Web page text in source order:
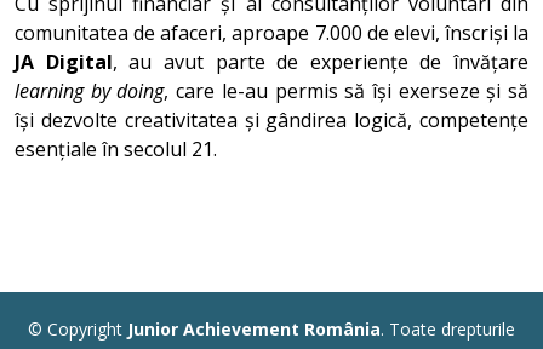
comunitatea de afaceri, aproape 7.000 de elevi, înscriși la
JA Digital, au avut parte de experiențe de învățare
learning by doing, care le-au permis să își exerseze și să
își dezvolte creativitatea și gândirea logică, competențe
esențiale în secolul 21.
© Copyright Junior Achievement România. Toate drepturile